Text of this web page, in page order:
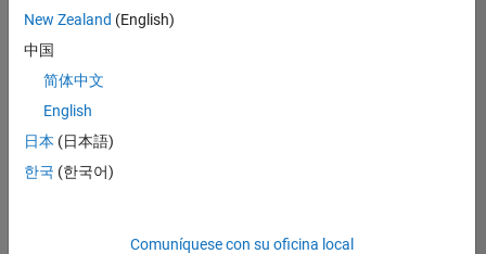
así no
ninguna
vacante
que se
a sus
cualificaciones,
New Zealand (English)
中国
简体中文
English
日本 (日本語)
한국 (한국어)
Comuníquese con su oficina local